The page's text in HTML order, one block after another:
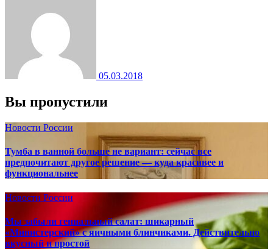
05.03.2018
Вы пропустили
Новости России
Тумба в ванной больше не вариант: сейчас все
предпочитают другое решение — куда красивее и
функциональнее
Новости России
Мы забыли гениальный салат: шикарный
«Министерский» с яичными блинчиками. Действительно
вкусный и простой